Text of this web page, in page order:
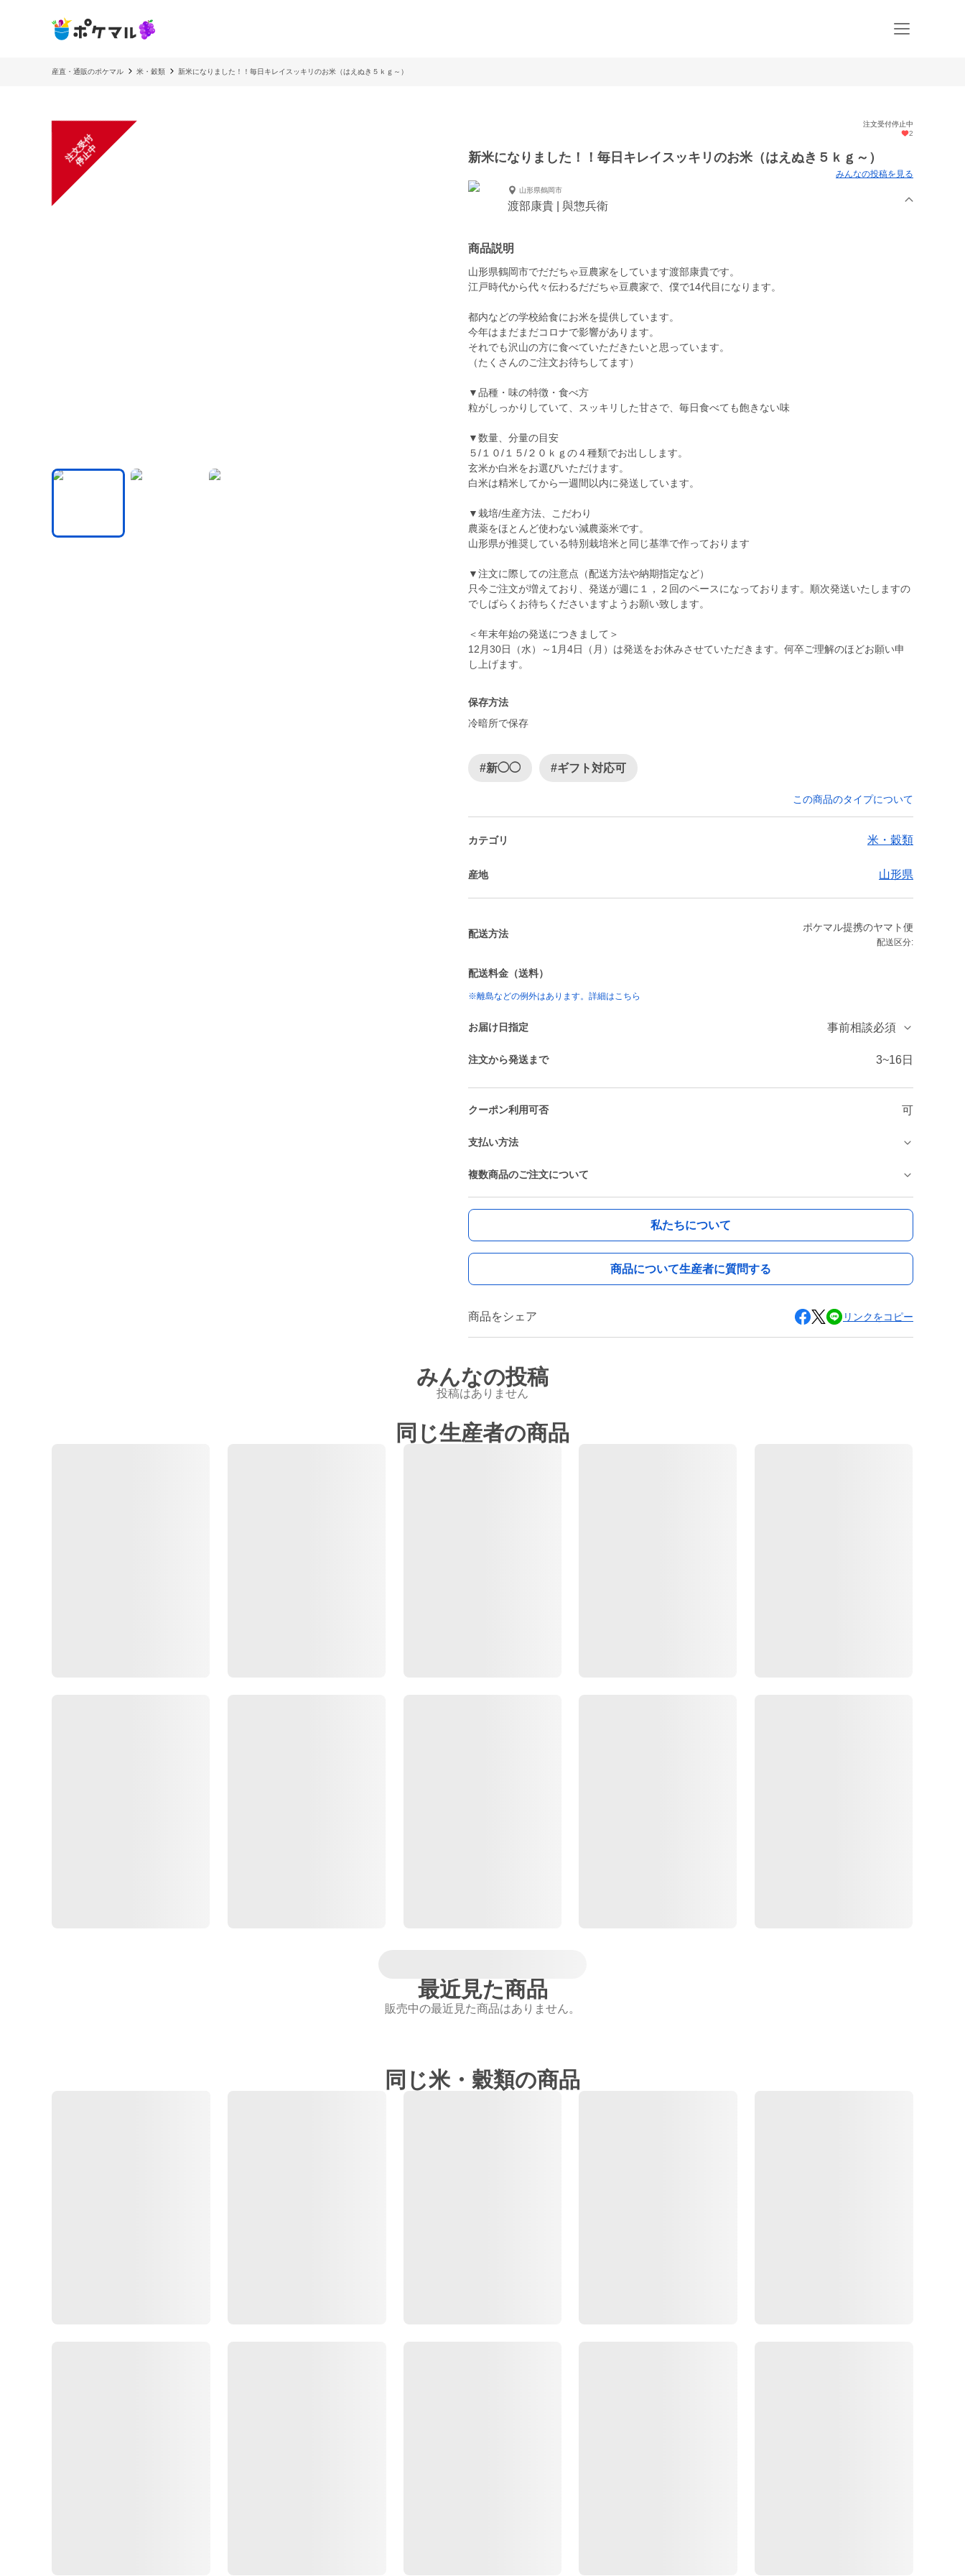
産直・通販のポケマル 米・穀類 新米になりました！！毎日キレイスッキリのお米（はえぬき５ｋｇ～）
注
文
受
付
停
止
中
注文受付停止中
2
新米になりました！！毎日キレイスッキリのお米（はえぬき５ｋｇ～）
みんなの投稿を見る
山形県鶴岡市
渡部康貴 | 與惣兵衛
商品説明
山形県鶴岡市でだだちゃ豆農家をしています渡部康貴です。
江戸時代から代々伝わるだだちゃ豆農家で、僕で14代目になります。
都内などの学校給食にお米を提供しています。
今年はまだまだコロナで影響があります。
それでも沢山の方に食べていただきたいと思っています。
（たくさんのご注文お待ちしてます）
▼品種・味の特徴・食べ方
粒がしっかりしていて、スッキリした甘さで、毎日食べても飽きない味
▼数量、分量の目安
５/１０/１５/２０ｋｇの４種類でお出しします。
玄米か白米をお選びいただけます。
白米は精米してから一週間以内に発送しています。
▼栽培/生産方法、こだわり
農薬をほとんど使わない減農薬米です。
山形県が推奨している特別栽培米と同じ基準で作っております
▼注文に際しての注意点（配送方法や納期指定など）
只今ご注文が増えており、発送が週に１，２回のペースになっております。順次発送いたしますの
でしばらくお待ちくださいますようお願い致します。
＜年末年始の発送につきまして＞
12月30日（水）～1月4日（月）は発送をお休みさせていただきます。何卒ご理解のほどお願い申
し上げます。
保存方法
冷暗所で保存
#新◯◯ #ギフト対応可
この商品のタイプについて
カテゴリ 米・穀類
産地 山形県
配送方法
ポケマル提携のヤマト便
配送区分:
配送料金（送料）
※離島などの例外はあります。詳細はこちら
お届け日指定 事前相談必須
注文から発送まで 3~16日
クーポン利用可否 可
支払い方法
複数商品のご注文について
私たちについて
商品について生産者に質問する
商品をシェア リンクをコピー
みんなの投稿
投稿はありません
同じ生産者の商品
最近見た商品
販売中の最近見た商品はありません。
同じ米・穀類の商品